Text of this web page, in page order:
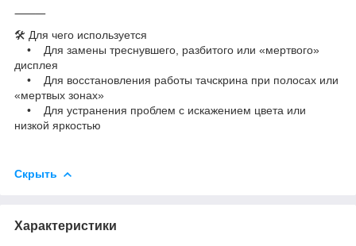
⸻
🛠 Для чего используется
• Для замены треснувшего, разбитого или «мертвого»
дисплея
• Для восстановления работы тачскрина при полосах или
«мертвых зонах»
• Для устранения проблем с искажением цвета или
низкой яркостью
Скрыть
Характеристики